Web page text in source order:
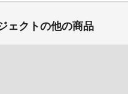
ェクトの他の商品